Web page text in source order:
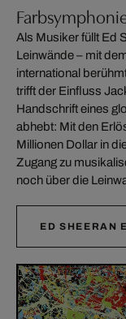
Als Musiker füllt Ed
Leinwände – mit
international
trifft der Einfluss
Handschrift eines
abhebt: Mit den
Millionen Dollar in
Zugang zu
noch über die
ED SHEERAN